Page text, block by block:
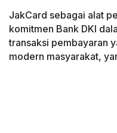
JakCard sebagai alat
komitmen Bank DKI
transaksi pembayaran
modern masyarakat,